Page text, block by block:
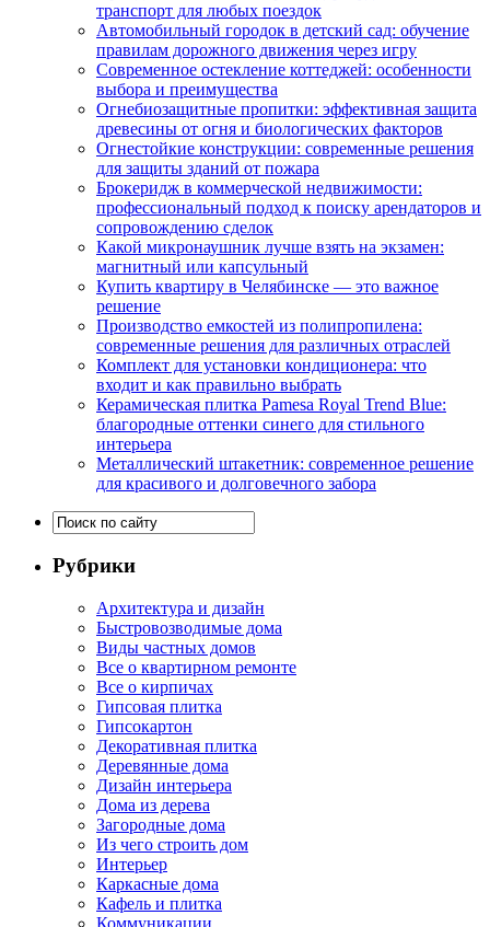
транспорт для любых поездок
Автомобильный городок в детский сад: обучение
правилам дорожного движения через игру
Современное остекление коттеджей: особенности
выбора и преимущества
Огнебиозащитные пропитки: эффективная защита
древесины от огня и биологических факторов
Огнестойкие конструкции: современные решения
для защиты зданий от пожара
Брокеридж в коммерческой недвижимости:
профессиональный подход к поиску арендаторов и
сопровождению сделок
Какой микронаушник лучше взять на экзамен:
магнитный или капсульный
Купить квартиру в Челябинске — это важное
решение
Производство емкостей из полипропилена:
современные решения для различных отраслей
Комплект для установки кондиционера: что
входит и как правильно выбрать
Керамическая плитка Pamesa Royal Trend Blue:
благородные оттенки синего для стильного
интерьера
Металлический штакетник: современное решение
для красивого и долговечного забора
Рубрики
Архитектура и дизайн
Быстровозводимые дома
Виды частных домов
Все о квартирном ремонте
Все о кирпичах
Гипсовая плитка
Гипсокартон
Декоративная плитка
Деревянные дома
Дизайн интерьера
Дома из дерева
Загородные дома
Из чего строить дом
Интерьер
Каркасные дома
Кафель и плитка